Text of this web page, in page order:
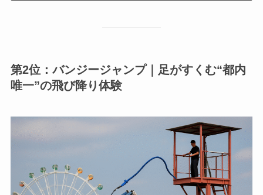
第2位：バンジージャンプ｜足がすくむ“都内
唯一”の飛び降り体験